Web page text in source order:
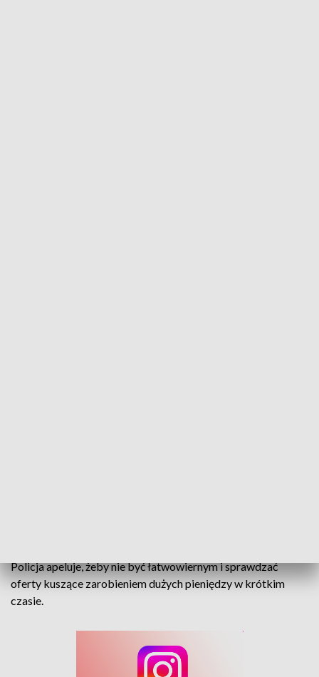
Policja apeluje, żeby nie być łatwowiernym i sprawdzać
oferty kuszące zarobieniem dużych pieniędzy w krótkim
czasie.